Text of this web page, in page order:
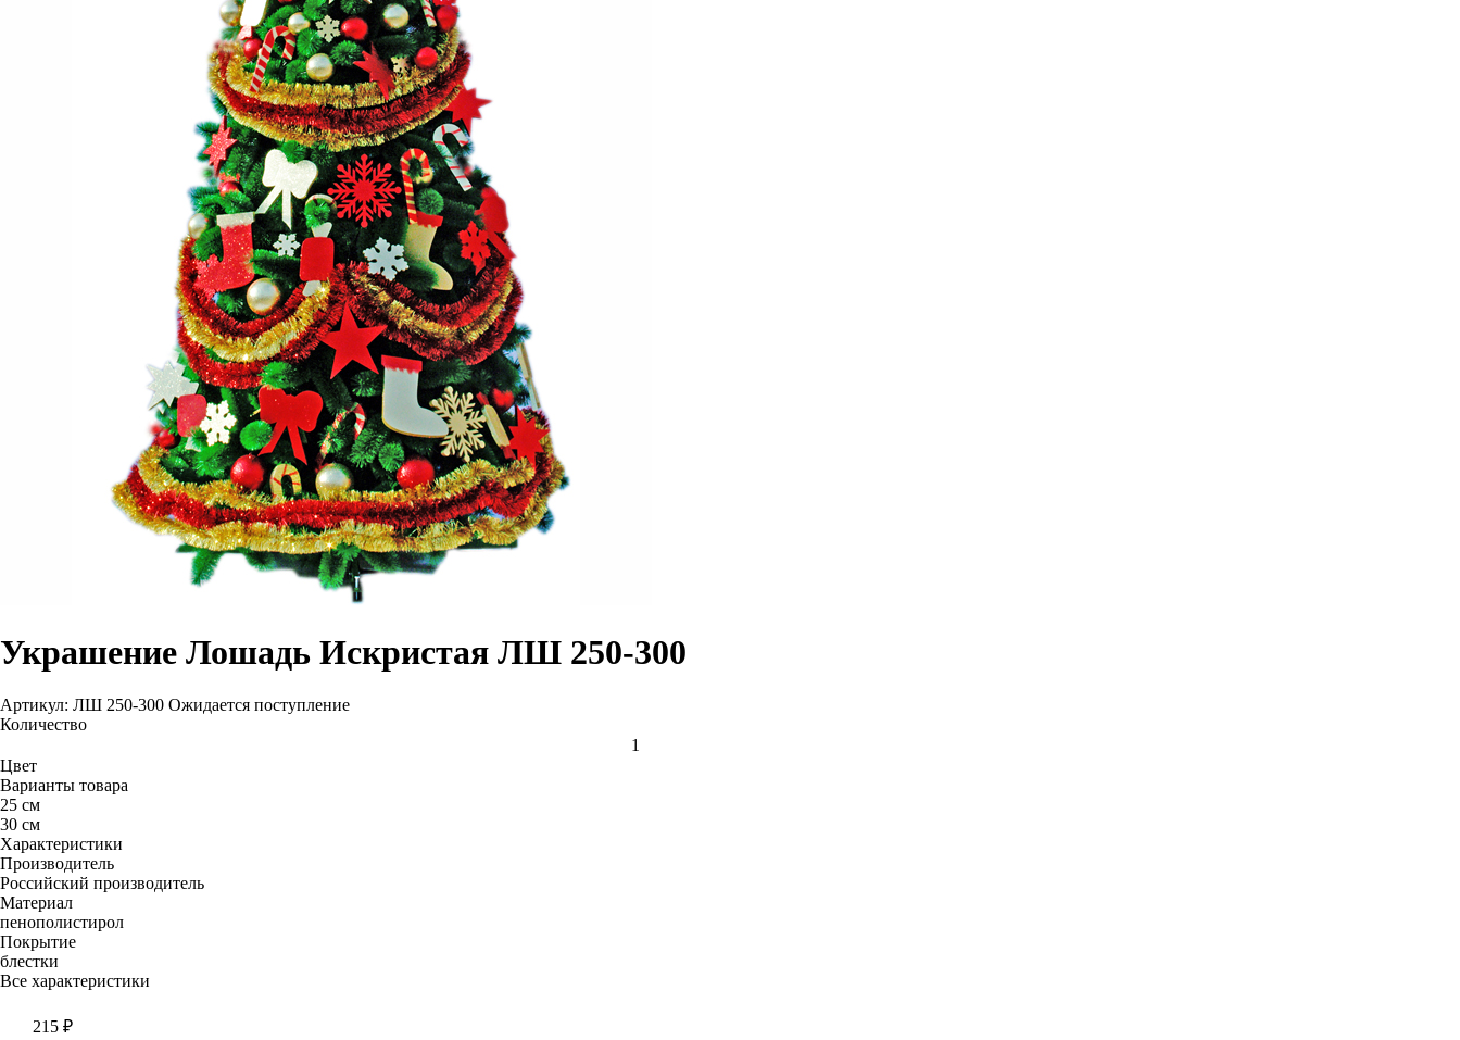
Украшение Лошадь Искристая ЛШ 250-300
Артикул: ЛШ 250-300 Ожидается поступление
Количество
Цвет
Варианты товара
25 см
30 см
Характеристики
Производитель
Российский производитель
Материал
пенополистирол
Покрытие
блестки
Все характеристики
215 ₽